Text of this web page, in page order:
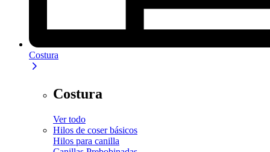
Costura
Costura
Ver todo
Hilos de coser básicos
Hilos para canilla